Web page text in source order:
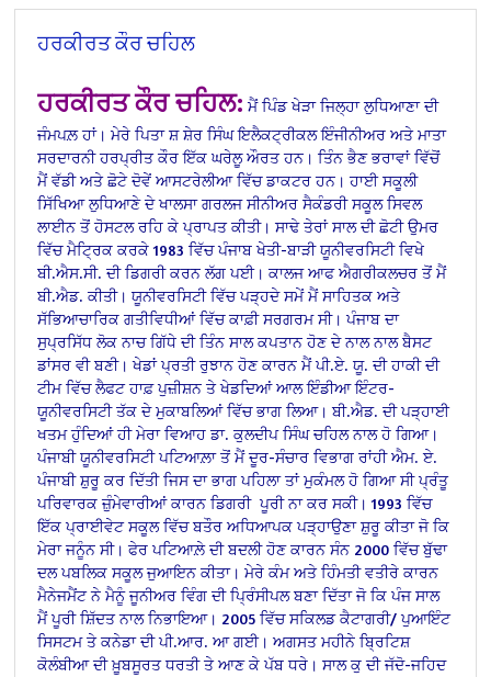
ਹਰਕੀਰਤ ਕੌਰ ਚਹਿਲ
ਹਰਕੀਰਤ ਕੌਰ ਚਹਿਲ: ਮੈਂ ਪਿੰਡ ਖੇੜਾ ਜਿਲ੍ਹਾ ਲੁਧਿਆਣਾ ਦੀ
ਜੰਮਪਲ਼ ਹਾਂ। ਮੇਰੇ ਪਿਤਾ ਸ਼ ਸ਼ੇਰ ਸਿੰਘ ਇਲੈਕਟ੍ਰੀਕਲ ਇੰਜੀਨੀਅਰ ਅਤੇ ਮਾਤਾ
ਸਰਦਾਰਨੀ ਹਰਪ੍ਰੀਤ ਕੌਰ ਇੱਕ ਘਰੇਲੂ ਔਰਤ ਹਨ। ਤਿੰਨ ਭੈਣ ਭਰਾਵਾਂ ਵਿੱਚੋਂ
ਮੈਂ ਵੱਡੀ ਅਤੇ ਛੋਟੇ ਦੋਵੇਂ ਆਸਟਰੇਲੀਆ ਵਿੱਚ ਡਾਕਟਰ ਹਨ।ਹਾਈ ਸਕੂਲੀ
ਸਿੱਖਿਆ ਲੁਧਿਆਣੇ ਦੇ ਖਾਲਸਾ ਗਰਲਜ ਸੀਨੀਅਰ ਸੈਕੰਡਰੀ ਸਕੂਲ ਸਿਵਲ
ਲਾਈਨ ਤੋਂ ਹੋਸਟਲ ਰਹਿ ਕੇ ਪ੍ਰਾਪਤ ਕੀਤੀ। ਸਾਢੇ ਤੇਰਾਂ ਸਾਲ ਦੀ ਛੋਟੀ ਉਮਰ
ਵਿੱਚ ਮੈਟ੍ਰਿਕ ਕਰਕੇ 1983 ਵਿੱਚ ਪੰਜਾਬ ਖੇਤੀ-ਬਾੜੀ ਯੂਨੀਵਰਸਿਟੀ ਵਿਖੇ
ਬੀ.ਐਸ.ਸੀ. ਦੀ ਡਿਗਰੀ ਕਰਨ ਲੱਗ ਪਈ। ਕਾਲਜ ਆਫ ਐਗਰੀਕਲਚਰ ਤੋਂ ਮੈਂ
ਬੀ.ਐਡ. ਕੀਤੀ। ਯੂਨੀਵਰਸਿਟੀ ਵਿੱਚ ਪੜ੍ਹਦੇ ਸਮੇਂ ਮੈਂ ਸਾਹਿਤਕ ਅਤੇ
ਸੱਭਿਆਚਾਰਿਕ ਗਤੀਵਿਧੀਆਂ ਵਿੱਚ ਕਾਫ਼ੀ ਸਰਗਰਮ ਸੀ। ਪੰਜਾਬ ਦਾ
ਸੁਪ੍ਰਸਿੱਧ ਲੋਕ ਨਾਚ ਗਿੱਧੇ ਦੀ ਤਿੰਨ ਸਾਲ ਕਪਤਾਨ ਹੋਣ ਦੇ ਨਾਲ ਨਾਲ ਬੈਸਟ
ਡਾਂਸਰ ਵੀ ਬਣੀ। ਖੇਡਾਂ ਪ੍ਰਤੀ ਰੁਝਾਨ ਹੋਣ ਕਾਰਨ ਮੈਂ ਪੀ.ਏ. ਯੂ. ਦੀ ਹਾਕੀ ਦੀ
ਟੀਮ ਵਿੱਚ ਲੈਫਟ ਹਾਫ਼ ਪੁਜ਼ੀਸ਼ਨ ਤੇ ਖੇਡਦਿਆਂ ਆਲ ਇੰਡੀਆ ਇੰਟਰ-
ਯੂਨੀਵਰਸਿਟੀ ਤੱਕ ਦੇ ਮੁਕਾਬਲਿਆਂ ਵਿੱਚ ਭਾਗ ਲਿਆ।ਬੀ.ਐਡ. ਦੀ ਪੜ੍ਹਾਈ
ਖਤਮ ਹੁੰਦਿਆਂ ਹੀ ਮੇਰਾ ਵਿਆਹ ਡਾ. ਕੁਲਦੀਪ ਸਿੰਘ ਚਹਿਲ ਨਾਲ ਹੋ ਗਿਆ।
ਪੰਜਾਬੀ ਯੂਨੀਵਰਸਿਟੀ ਪਟਿਆਲ਼ਾ ਤੋਂ ਮੈਂ ਦੂਰ-ਸੰਚਾਰ ਵਿਭਾਗ ਰਾਂਹੀ ਐਮ. ਏ.
ਪੰਜਾਬੀ ਸ਼ੁਰੂ ਕਰ ਦਿੱਤੀ ਜਿਸ ਦਾ ਭਾਗ ਪਹਿਲਾ ਤਾਂ ਮੁਕੰਮਲ ਹੋ ਗਿਆ ਸੀ ਪ੍ਰੰਤੂ
ਪਰਿਵਾਰਕ ਜ਼ੁੰਮੇਵਾਰੀਆਂ ਕਾਰਨ ਡਿਗਰੀ ਪੂਰੀ ਨਾ ਕਰ ਸਕੀ। 1993 ਵਿੱਚ
ਇੱਕ ਪ੍ਰਾਈਵੇਟ ਸਕੂਲ ਵਿੱਚ ਬਤੌਰ ਅਧਿਆਪਕ ਪੜ੍ਹਾਉਣਾ ਸ਼ੁਰੂ ਕੀਤਾ ਜੋ ਕਿ
ਮੇਰਾ ਜਨੂੰਨ ਸੀ। ਫੇਰ ਪਟਿਆਲ਼ੇ ਦੀ ਬਦਲੀ ਹੋਣ ਕਾਰਨ ਸੰਨ 2000 ਵਿੱਚ ਬੁੱਢਾ
ਦਲ ਪਬਲਿਕ ਸਕੂਲ ਜੁਆਇਨ ਕੀਤਾ। ਮੇਰੇ ਕੰਮ ਅਤੇ ਹਿੰਮਤੀ ਵਤੀਰੇ ਕਾਰਨ
ਮੈਨੇਜਮੈਂਟ ਨੇ ਮੈਨੂੰ ਜੂਨੀਅਰ ਵਿੰਗ ਦੀ ਪ੍ਰਿੰਸੀਪਲ ਬਣਾ ਦਿੱਤਾ ਜੋ ਕਿ ਪੰਜ ਸਾਲ
ਮੈਂ ਪੂਰੀ ਸ਼ਿੱਦਤ ਨਾਲ ਨਿਭਾਇਆ। 2005 ਵਿੱਚ ਸਕਿਲਡ ਕੈਟਾਗਰੀ/ ਪੁਆਇੰਟ
ਸਿਸਟਮ ਤੇ ਕਨੇਡਾ ਦੀ ਪੀ.ਆਰ. ਆ ਗਈ। ਅਗਸਤ ਮਹੀਨੇ ਬ੍ਰਿਟਿਸ਼
ਕੋਲੰਬੀਆ ਦੀ ਖ਼ੂਬਸੂਰਤ ਧਰਤੀ ਤੇ ਆਣ ਕੇ ਪੱਬ ਧਰੇ। ਸਾਲ ਕੁ ਦੀ ਜੱਦੋ-ਜਹਿਦ